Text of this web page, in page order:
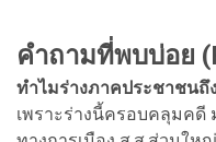
คำถามที่พบบ่อย
ทำไมร่างภาคประชาชนถึ
เพราะร่างนี้ครอบคลุมคดี